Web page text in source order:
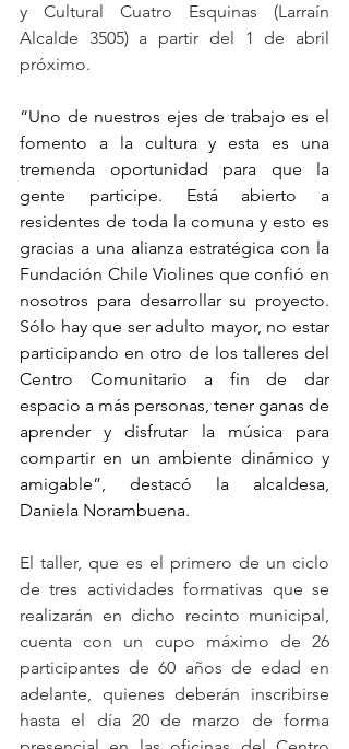
y Cultural Cuatro Esquinas (Larraín
Alcalde 3505) a partir del 1 de abril
próximo.
“Uno de nuestros ejes de trabajo es el
fomento a la cultura y esta es una
tremenda oportunidad para que la
gente participe. Está abierto a
residentes de toda la comuna y esto es
gracias a una alianza estratégica con la
Fundación Chile Violines que confió en
nosotros para desarrollar su proyecto.
Sólo hay que ser adulto mayor, no estar
participando en otro de los talleres del
Centro Comunitario a fin de dar
espacio a más personas, tener ganas de
aprender y disfrutar la música para
compartir en un ambiente dinámico y
amigable”, destacó la alcaldesa,
Daniela Norambuena.
El taller, que es el primero de un ciclo
de tres actividades formativas que se
realizarán en dicho recinto municipal,
cuenta con un cupo máximo de 26
participantes de 60 años de edad en
adelante, quienes deberán inscribirse
hasta el día 20 de marzo de forma